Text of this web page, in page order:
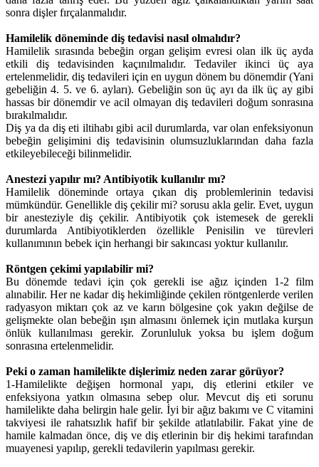
sonra dişler fırçalanmalıdır.
Hamilelik döneminde diş tedavisi nasıl olmalıdır?
Hamilelik sırasında bebeğin organ gelişim evresi olan ilk üç ayda
etkili diş tedavisinden kaçınılmalıdır. Tedaviler ikinci üç aya
ertelenmelidir, diş tedavileri için en uygun dönem bu dönemdir (Yani
gebeliğin 4. 5. ve 6. ayları). Gebeliğin son üç ayı da ilk üç ay gibi
hassas bir dönemdir ve acil olmayan diş tedavileri doğum sonrasına
bırakılmalıdır.
Diş ya da diş eti iltihabı gibi acil durumlarda, var olan enfeksiyonun
bebeğin gelişimini diş tedavisinin olumsuzluklarından daha fazla
etkileyebileceği bilinmelidir.
Anestezi yapılır mı? Antibiyotik kullanılır mı?
Hamilelik döneminde ortaya çıkan diş problemlerinin tedavisi
mümkündür. Genellikle diş çekilir mi? sorusu akla gelir. Evet, uygun
bir anesteziyle diş çekilir. Antibiyotik çok istemesek de gerekli
durumlarda Antibiyotiklerden özellikle Penisilin ve türevleri
kullanımının bebek için herhangi bir sakıncası yoktur kullanılır.
Röntgen çekimi yapılabilir mi?
Bu dönemde tedavi için çok gerekli ise ağız içinden 1-2 film
alınabilir. Her ne kadar diş hekimliğinde çekilen röntgenlerde verilen
radyasyon miktarı çok az ve karın bölgesine çok yakın değilse de
gelişmekte olan bebeğin ışın almasını önlemek için mutlaka kurşun
önlük kullanılması gerekir. Zorunluluk yoksa bu işlem doğum
sonrasına ertelenmelidir.
Peki o zaman hamilelikte dişlerimiz neden zarar görüyor?
1-Hamilelikte değişen hormonal yapı, diş etlerini etkiler ve
enfeksiyona yatkın olmasına sebep olur. Mevcut diş eti sorunu
hamilelikte daha belirgin hale gelir. İyi bir ağız bakımı ve C vitamini
takviyesi ile rahatsızlık hafif bir şekilde atlatılabilir. Fakat yine de
hamile kalmadan önce, diş ve diş etlerinin bir diş hekimi tarafından
muayenesi yapılıp, gerekli tedavilerin yapılması gerekir.